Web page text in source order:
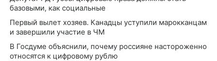
базовыми, как социальные
Первый вылет хозяев. Канадцы уступили марокканцам
и завершили участие в ЧМ
В Госдуме объяснили, почему россияне настороженно
относятся к цифровому рублю